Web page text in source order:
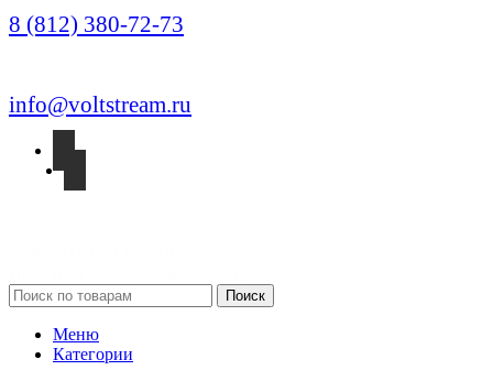
8 (812) 380-72-73
info@voltstream.ru
Поиск
Меню
Категории